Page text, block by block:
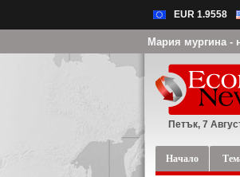
EUR 1.9558
Мария мургина -
Петък, 7
Начало